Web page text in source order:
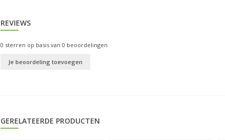
REVIEWS
0 sterren op basis van 0 beoordelingen
Je beoordeling toevoegen
GERELATEERDE PRODUCTEN